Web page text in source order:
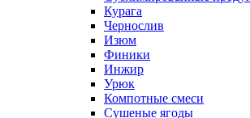
Курага
Чернослив
Изюм
Финики
Инжир
Урюк
Компотные смеси
Сушеные ягоды